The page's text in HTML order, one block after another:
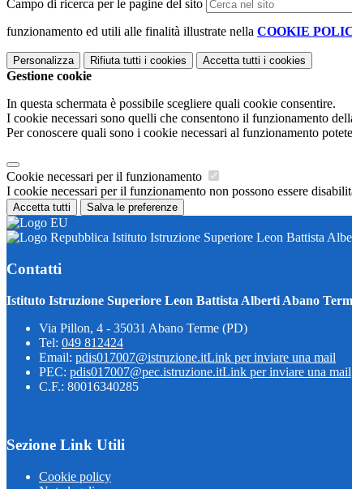
Campo di ricerca per le pagine del sito
funzionamento ed utili alle finalità illustrate nella COOKIE
Personalizza Rifiuta tutti i cookies Accetta tutti i cookies
Gestione cookie
In questa schermata è possibile scegliere quali cookie consentire.
I cookie necessari sono quelli che consentono il funzionamento
Per conoscere quali sono i cookie necessari al funzionamento
Cookie necessari per il funzionamento
I cookie necessari per il funzionamento non possono essere
Accetta tutti Salva le preferenze
Istituto Istruzione Superiore Leon Battista
Contatti
Istituto Istruzione Superiore Leon Battista Alberti Abano
Via Pillon, 4 - 35031 Abano Terme (PD)
Tel: 049 812424
Email: pdis017007@istruzione.itLink per inviare una mail
PEC: pdis017007@pec.istruzione.itLink per inviare una mail
C.F.: 80016340285
Sezione Link Utili
Cookie policy